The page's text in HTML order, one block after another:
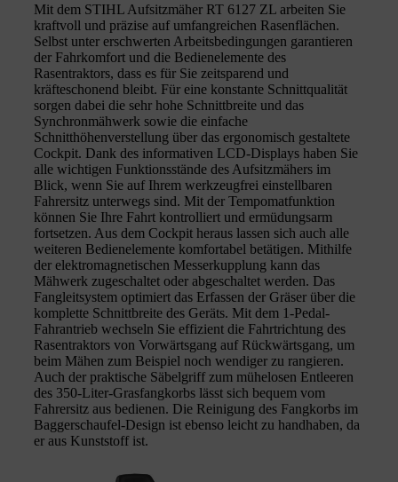
Mit dem STIHL Aufsitzmäher RT 6127 ZL arbeiten Sie
kraftvoll und präzise auf umfangreichen Rasenflächen.
Selbst unter erschwerten Arbeitsbedingungen garantieren
der Fahrkomfort und die Bedienelemente des
Rasentraktors, dass es für Sie zeitsparend und
kräfteschonend bleibt. Für eine konstante Schnittqualität
sorgen dabei die sehr hohe Schnittbreite und das
Synchronmähwerk sowie die einfache
Schnitthöhenverstellung über das ergonomisch gestaltete
Cockpit. Dank des informativen LCD-Displays haben Sie
alle wichtigen Funktionsstände des Aufsitzmähers im
Blick, wenn Sie auf Ihrem werkzeugfrei einstellbaren
Fahrersitz unterwegs sind. Mit der Tempomatfunktion
können Sie Ihre Fahrt kontrolliert und ermüdungsarm
fortsetzen. Aus dem Cockpit heraus lassen sich auch alle
weiteren Bedienelemente komfortabel betätigen. Mithilfe
der elektromagnetischen Messerkupplung kann das
Mähwerk zugeschaltet oder abgeschaltet werden. Das
Fangleitsystem optimiert das Erfassen der Gräser über die
komplette Schnittbreite des Geräts. Mit dem 1-Pedal-
Fahrantrieb wechseln Sie effizient die Fahrtrichtung des
Rasentraktors von Vorwärtsgang auf Rückwärtsgang, um
beim Mähen zum Beispiel noch wendiger zu rangieren.
Auch der praktische Säbelgriff zum mühelosen Entleeren
des 350-Liter-Grasfangkorbs lässt sich bequem vom
Fahrersitz aus bedienen. Die Reinigung des Fangkorbs im
Baggerschaufel-Design ist ebenso leicht zu handhaben, da
er aus Kunststoff ist.